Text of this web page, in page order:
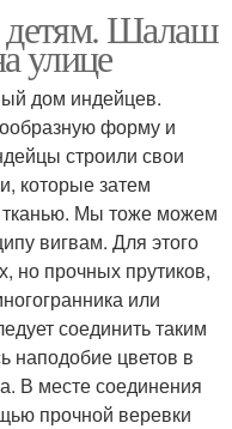
детям. Шалаш
улице
дом индейцев.
форму и
строили свои
которые затем
Мы тоже можем
вигвам. Для этого
но прочных прутиков,
или
соединить таким
наподобие цветов в
В месте соединения
прочной веревки